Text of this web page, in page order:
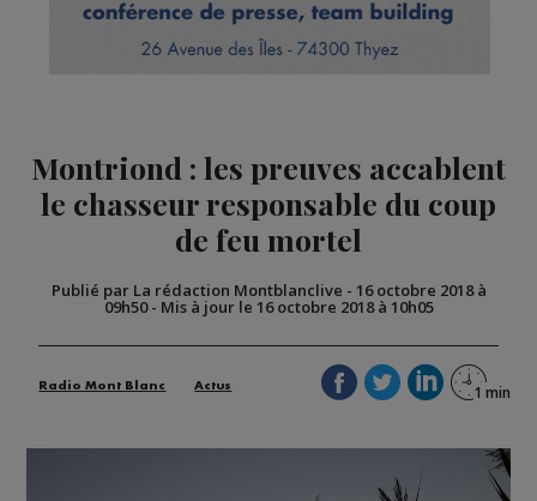
Montriond : les preuves accablent
le chasseur responsable du coup
de feu mortel
Publié par La rédaction Montblanclive - 16 octobre 2018 à
09h50- Mis à jour le 16 octobre 2018 à 10h05
Radio Mont Blanc Actus